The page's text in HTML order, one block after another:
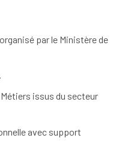
par le Ministère de
issus du secteur
avec support